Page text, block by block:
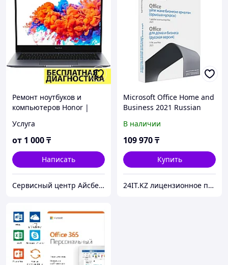
Ремонт ноутбуков и
компьютеров Honor |
Услуга
от 1 000₸
Написать
Сервисный центр Айсберг24
Microsoft Office Home and
Business 2021 Russian
Medialess P6, 1ПК, BOX
В наличии
109 970₸
Купить
24IT.KZ лицензионное программное обеспечение и комплектующие для ноутбуков